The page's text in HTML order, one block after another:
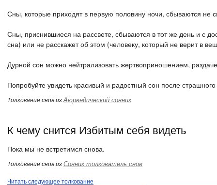
Сны, которые приходят в первую половину ночи, сбываются не
Сны, приснившиеся на рассвете, сбываются в тот же день и с
сна) или не расскажет об этом (человеку, который не верит в
Дурной сон можно нейтрализовать жертвоприношением,
Попробуйте увидеть красивый и радостный сон после
Толкование снов изАюрведический сонник
К чему снится Избитым себя видеть
Пока мы не встретимся снова.
Толкование снов изСонник толкователь снов
Читать следующее толкование